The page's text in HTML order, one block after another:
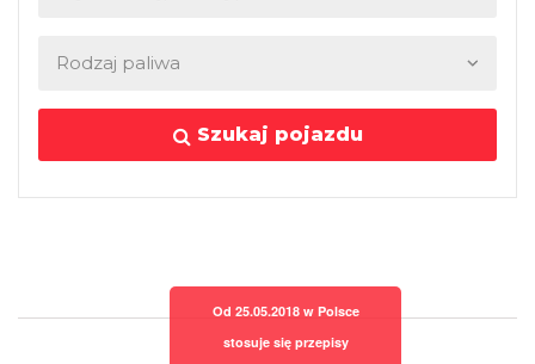
Szukaj pojazdu
Od 25.05.2018 w Polsce
stosuje się przepisy